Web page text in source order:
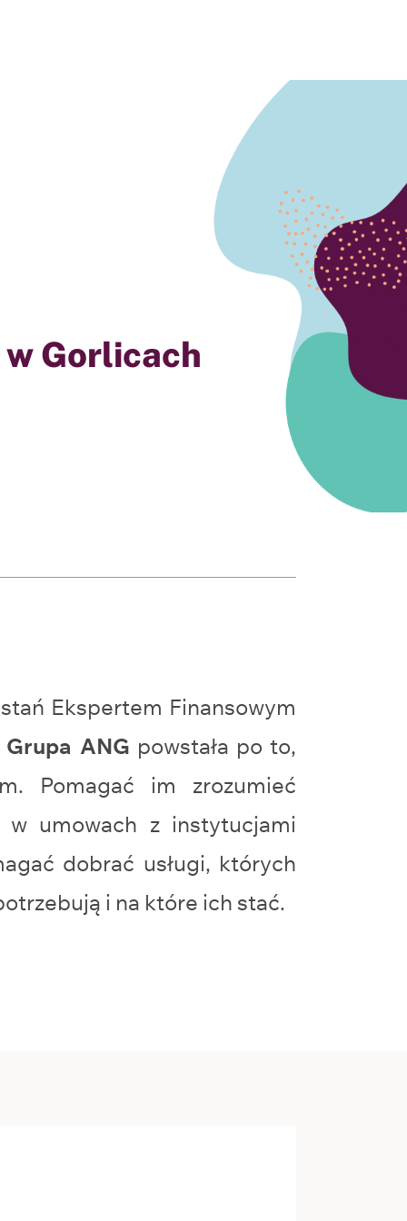
Gorlicach
Ekspertem Finansowym
Grupa ANG powstała po to,
Pomagać im zrozumieć
w umowach z instytucjami
dobrać usługi, których
i na które ich stać.